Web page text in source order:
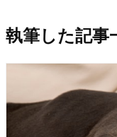
執筆した記事